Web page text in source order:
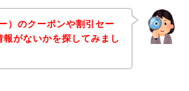
）のクーポンや割引セー
報がないかを探してみまし